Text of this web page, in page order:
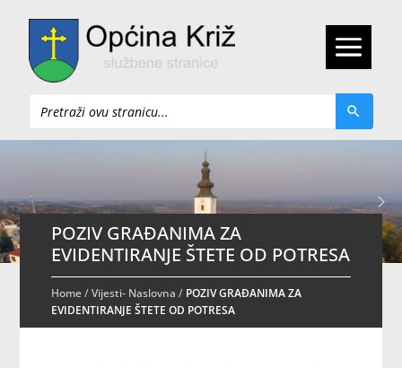
Pretraži
POZIV GRAĐANIMA ZA
EVIDENTIRANJE ŠTETE OD POTRESA
Home/Vijesti- Naslovna / POZIV GRAĐANIMA ZA
EVIDENTIRANJE ŠTETE OD POTRESA